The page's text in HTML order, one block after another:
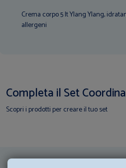
Crema corpo 5 lt Ylang Ylang,
allergeni
Completa il Set
Scopri i prodotti per creare il tuo set